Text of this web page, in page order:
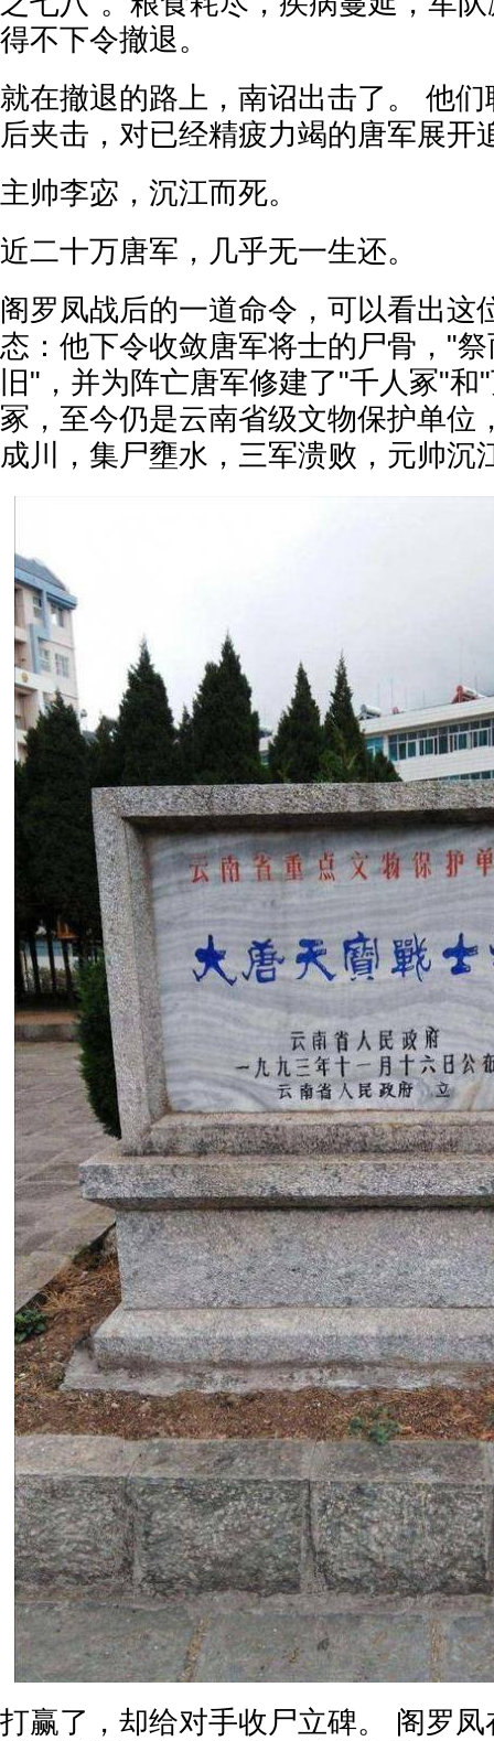
得不下令撤退。
就在撤退的路上，南诏出击了。 他
后夹击，对已经精疲力竭的唐军展开
主帅李宓，沉江而死。
近二十万唐军，几乎无一生还。
阁罗凤战后的一道命令，可以看出这
态：他下令收敛唐军将士的尸骨，"
旧"，并为阵亡唐军修建了"千人冢"
冢，至今仍是云南省级文物保护单位
成川，集尸壅水，三军溃败，元帅沉
打赢了，却给对手收尸立碑。 阁罗